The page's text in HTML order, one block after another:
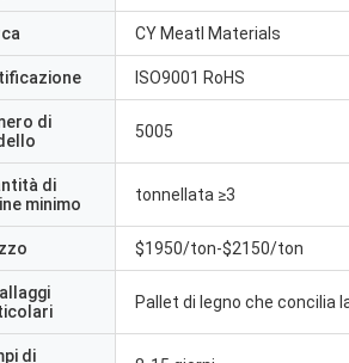
CY Meatl Materials
ISO9001 RoHS
di
5005
di
minimo
tonnellata ≥3
$1950/ton-$2150/ton
Pallet di legno che concilia
di